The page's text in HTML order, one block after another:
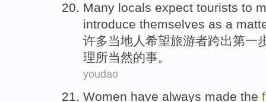
Many locals expect tourists to
introduce themselves as a
许多当地人 希望旅游者跨出第一
理所当然的事。
youdao
Women have always made the